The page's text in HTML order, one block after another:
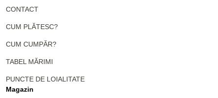
CONTACT
CUM PLĂTESC?
CUM CUMPĂR?
TABEL MĂRIMI
PUNCTE DE LOIALITATE
Magazin